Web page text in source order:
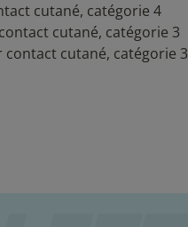
cutané, catégorie 4
cutané, catégorie 3
contact cutané, catégorie 3